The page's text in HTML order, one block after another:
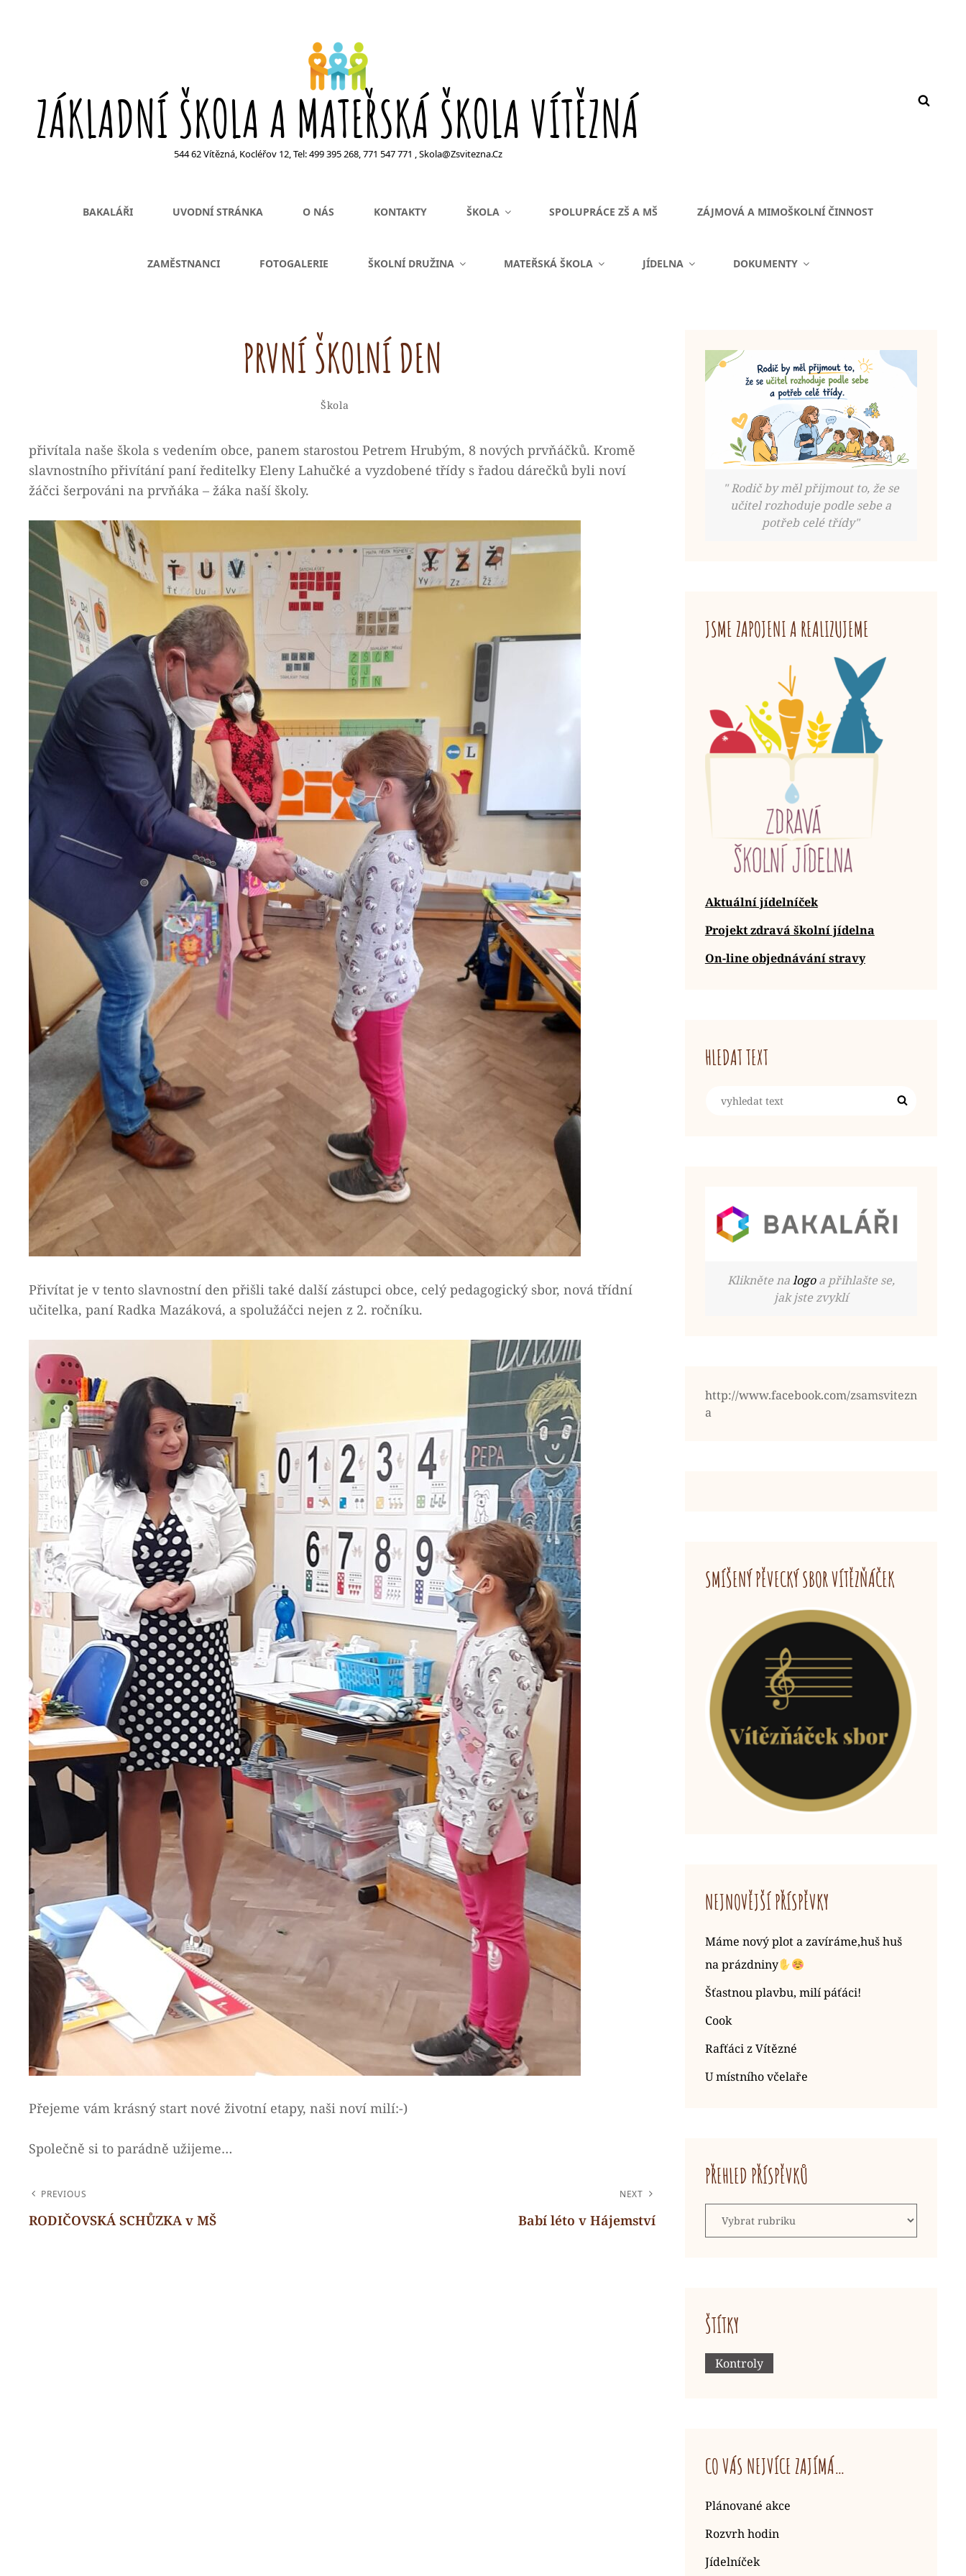
ZÁKLADNÍ ŠKOLA A MATEŘSKÁ ŠKOLA VÍTĚZNÁ
544 62 Vítězná, Kocléřov 12, Tel: 499 395 268, 771 547 771 , Skola@zsvitezna.cz
BAKALÁŘI UVODNÍ STRÁNKA O NÁS KONTAKTY ŠKOLA SPOLUPRÁCE ZŠ A MŠ ZÁJMOVÁ A MIMOŠKOLNÍ ČINNOST
ZAMĚSTNANCI FOTOGALERIE ŠKOLNÍ DRUŽINA MATEŘSKÁ ŠKOLA JÍDELNA DOKUMENTY
PRVNÍ ŠKOLNÍ DEN
Categories
Škola
přivítala naše škola s vedením obce, panem starostou Petrem Hrubým, 8 nových prvňáčků. Kromě
slavnostního přivítání paní ředitelky Eleny Lahučké a vyzdobené třídy s řadou dárečků byli noví
žáčci šerpováni na prvňáka – žáka naší školy.
Přivítat je v tento slavnostní den přišli také další zástupci obce, celý pedagogický sbor, nová třídní
učitelka, paní Radka Mazáková, a spolužáčci nejen z 2. ročníku.
Přejeme vám krásný start nové životní etapy, naši noví milí:-)
Společně si to parádně užijeme…
NAVIGACE
PRO
PREVIOUS
RODIČOVSKÁ SCHŮZKA v MŠ
NEXT
Babí léto v Hájemství
" Rodič by měl přijmout to, že se
učitel rozhoduje podle sebe a
potřeb celé třídy"
JSME ZAPOJENI A REALIZUJEME
Aktuální jídelníček
Projekt zdravá školní jídelna
On-line objednávání stravy
HLEDAT TEXT
Search
Klikněte nalogoa přihlašte se,
jak jste zvyklí
http://www.facebook.com/zsamsvitezn
a
SMÍŠENÝ PĚVECKÝ SBOR VÍTĚZŇÁČEK
NEJNOVĚJŠÍ PŘÍSPĚVKY
Máme nový plot a zavíráme,huš huš
na prázdniny
Šťastnou plavbu, milí páťáci!
Cook
Rafťáci z Vítězné
U místního včelaře
PŘEHLED PŘÍSPĚVKŮ
příspěvků
ŠTÍTKY
Kontroly
CO VÁS NEJVÍCE ZAJÍMÁ…
Plánované akce
Rozvrh hodin
Jídelníček